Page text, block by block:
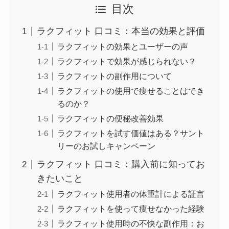
目次
ラクフィット 口コミ：本当の効果と評価
ラクフィットの効果とユーザーの声
ラクフィットで効果が感じられない？
ラクフィットの副作用について
ラクフィットの使用で痩せることはでき
るのか？
ラクフィットの便秘改善効果
ラクフィットを試す価値はある？サント
リーのお試しキャンペーン
ラクフィット 口コミ：購入前に知ってお
きたいこと
ラクフィット使用者の体重計による証言
ラクフィットを使って痩せなかった経験
ラクフィット使用時の不快な副作用：お